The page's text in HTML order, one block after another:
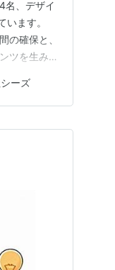
名、デザイ
ます。
の確保と、
ツを生み出
出しまし
ーズ